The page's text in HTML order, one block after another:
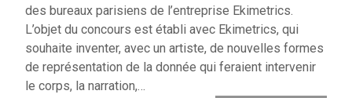
des bureaux parisiens de l’entreprise Ekimetrics.
L’objet du concours est établi avec Ekimetrics, qui
souhaite inventer, avec un artiste, de nouvelles formes
de représentation de la donnée qui feraient intervenir
le corps, la narration,…